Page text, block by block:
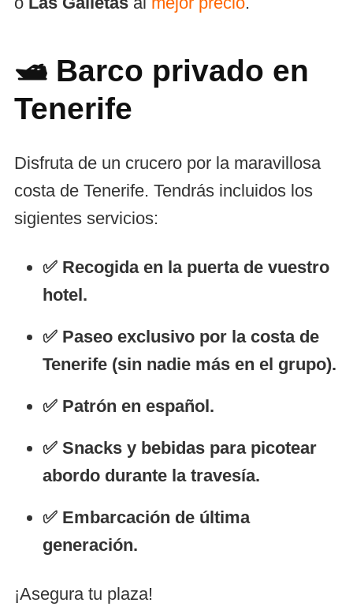
🛥️ Barco privado en
Tenerife
Disfruta de un crucero por la maravillosa
costa de Tenerife. Tendrás incluidos los
sigientes servicios:
✅ Recogida en la puerta de vuestro
hotel.
✅ Paseo exclusivo por la costa de
Tenerife (sin nadie más en el grupo).
✅ Patrón en español.
✅ Snacks y bebidas para picotear
abordo durante la travesía.
✅ Embarcación de última
generación.
¡Asegura tu plaza!